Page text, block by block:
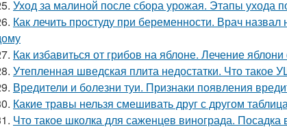
Уход за малиной после сбора урожая. Этапы ухода
Как лечить простуду при беременности. Врач
Как избавиться от грибов на яблоне. Лечение яблони
Утепленная шведская плита недостатки. Что такое
Вредители и болезни туи. Признаки появления
Какие травы нельзя смешивать друг с другом
Что такое школка для саженцев винограда.